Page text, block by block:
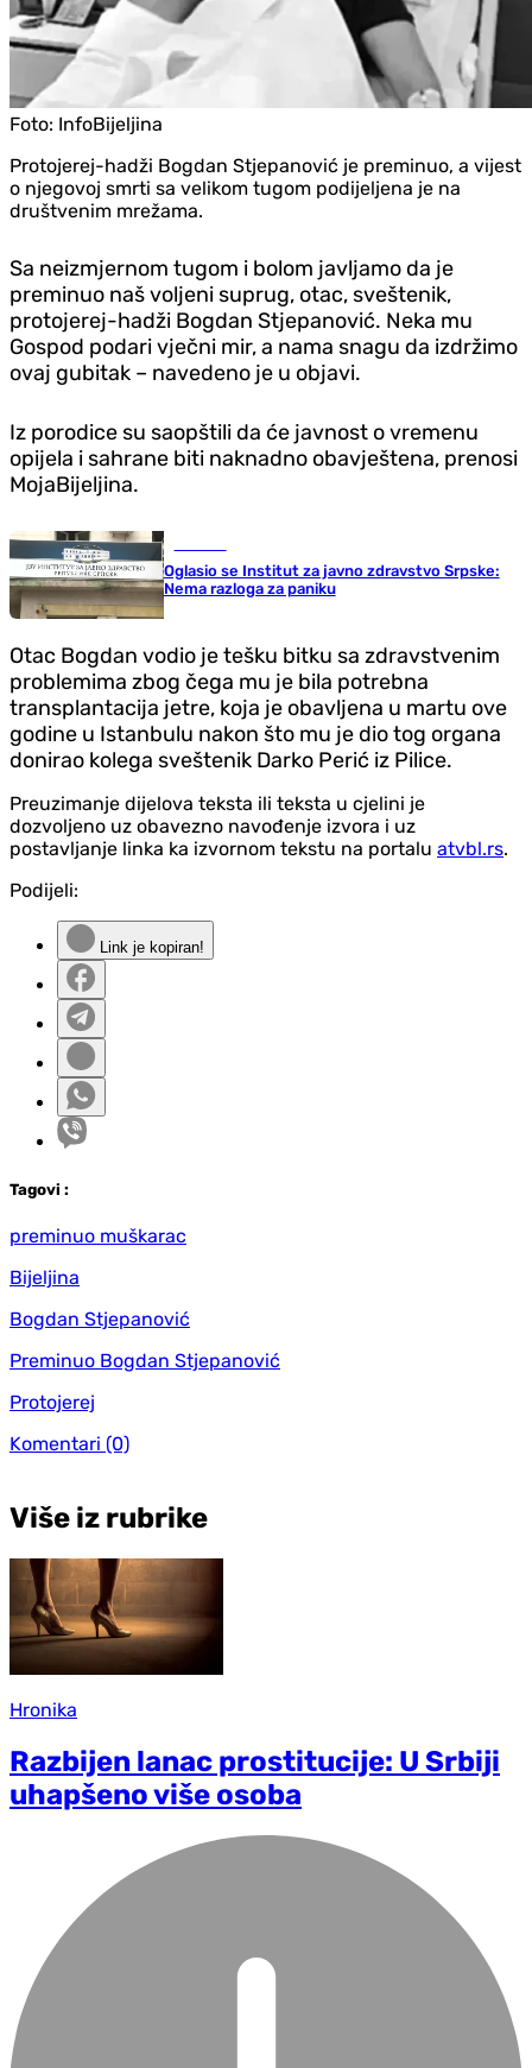
Foto: InfoBijeljina
Protojerej-hadži Bogdan Stjepanović je preminuo, a vijest
o njegovoj smrti sa velikom tugom podijeljena je na
društvenim mrežama.
Sa neizmjernom tugom i bolom javljamo da je
preminuo naš voljeni suprug, otac, sveštenik,
protojerej-hadži Bogdan Stjepanović. Neka mu
Gospod podari vječni mir, a nama snagu da izdržimo
ovaj gubitak – navedeno je u objavi.
Iz porodice su saopštili da će javnost o vremenu
opijela i sahrane biti naknadno obavještena, prenosi
MojaBijeljina.
Oglasio se Institut za javno zdravstvo Srpske:
Nema razloga za paniku
Otac Bogdan vodio je tešku bitku sa zdravstvenim
problemima zbog čega mu je bila potrebna
transplantacija jetre, koja je obavljena u martu ove
godine u Istanbulu nakon što mu je dio tog organa
donirao kolega sveštenik Darko Perić iz Pilice.
Preuzimanje dijelova teksta ili teksta u cjelini je
dozvoljeno uz obavezno navođenje izvora i uz
postavljanje linka ka izvornom tekstu na portalu atvbl.rs.
Podijeli:
Link je kopiran!
Tagovi :
preminuo muškarac
Bijeljina
Bogdan Stjepanović
Preminuo Bogdan Stjepanović
Protojerej
Komentari (0)
Više iz rubrike
Hronika
Razbijen lanac prostitucije: U Srbiji
uhapšeno više osoba